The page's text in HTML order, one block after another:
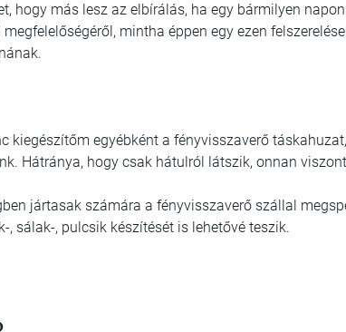
hogy más lesz az elbírálás, ha egy bármilyen
megfelelőségéről, mintha éppen egy ezen
kiegészítőm egyébként a fényvisszaverő
Hátránya, hogy csak hátulról látszik, onnan
jártasak számára a fényvisszaverő szállal
, sálak-, pulcsik készítését is lehetővé teszik.